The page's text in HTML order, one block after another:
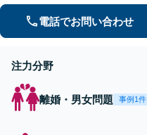
電話でお問い合わせ
注力分野
離婚・男女問題 事例1件